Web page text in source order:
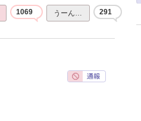
1069 うーん… 291